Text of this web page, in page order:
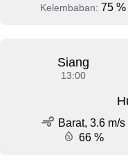
Kelembaban: 75 %
Siang
13:00
Barat, 3.6 m/s
66 %